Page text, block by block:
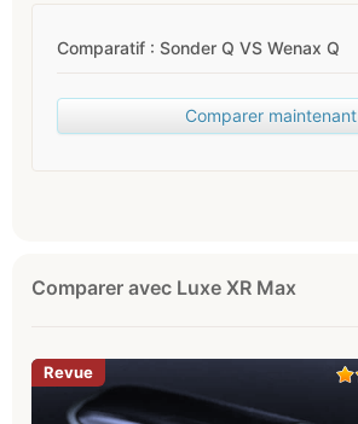
Comparatif : Sonder Q VS Wenax Q
Comparer maintenant
Comparer avec Luxe XR Max